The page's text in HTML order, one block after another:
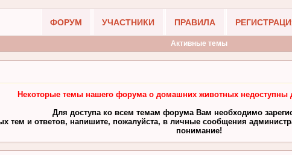
ФОРУМ УЧАСТНИКИ ПРАВИЛА
Активные темы
Некоторые темы нашего форума о домашних животных недоступны
Для доступа ко всем темам форума Вам необходимо
тем и ответов, напишите, пожалуйста, в личные сообщения
понимание!